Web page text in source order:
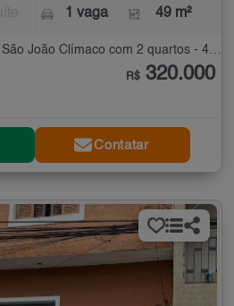
1 vaga 49 m²
Apartamento à Venda no São João Clímaco com 2 quartos - 49 m²
R$ 320.000
Contatar